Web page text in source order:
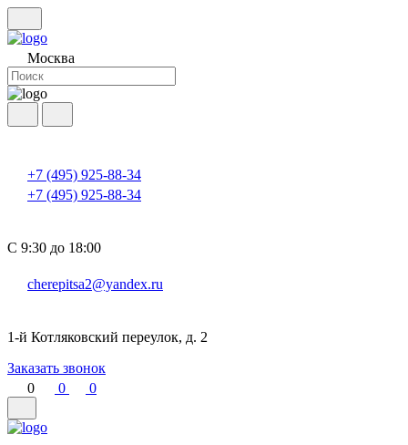
Москва
+7 (495) 925-88-34
+7 (495) 925-88-34
С 9:30 до 18:00
cherepitsa2@yandex.ru
1-й Котляковский переулок, д. 2
Заказать звонок
0
0 0